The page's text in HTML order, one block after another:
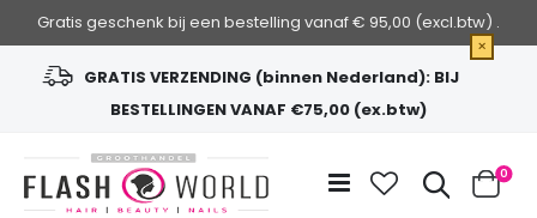
Gratis geschenk bij een bestelling vanaf € 95,00 (excl.btw) .
×
GRATIS VERZENDING (binnen Nederland): BIJ
BESTELLINGEN VANAF €75,00 (ex.btw)
de
inhoud
Zoek
Cart
0